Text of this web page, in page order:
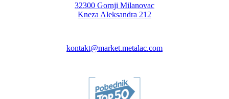
32300 Gornji Milanovac
Kneza Aleksandra 212
kontakt@market.metalac.com